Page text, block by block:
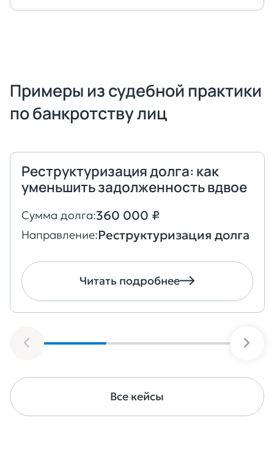
Примеры из судебной практики
по банкротству лиц
Реструктуризация долга: как
уменьшить задолженность вдвое
Сумма долга:360 000 ₽
Направление:Реструктуризация долга
Читать подробнее
Все кейсы